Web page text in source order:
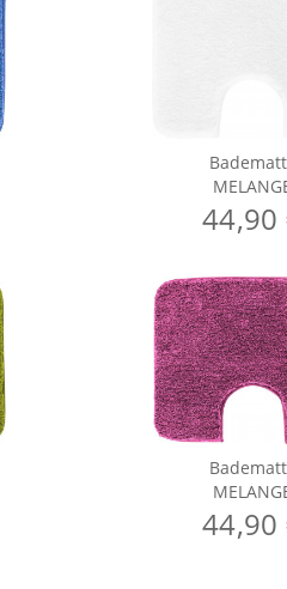
44,90
44,90